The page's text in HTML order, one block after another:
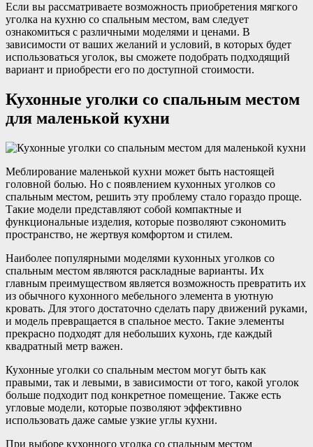
Если вы рассматриваете возможность приобретения мягкого
уголка на кухню со спальным местом, вам следует
ознакомиться с различными моделями и ценами. В
зависимости от ваших желаний и условий, в которых будет
использоваться уголок, вы сможете подобрать подходящий
вариант и приобрести его по доступной стоимости.
Кухонные уголки со спальным местом
для маленькой кухни
Меблирование маленькой кухни может быть настоящей
головной болью. Но с появлением кухонных уголков со
спальным местом, решить эту проблему стало гораздо проще.
Такие модели представляют собой компактные и
функциональные изделия, которые позволяют сэкономить
пространство, не жертвуя комфортом и стилем.
Наиболее популярными моделями кухонных уголков со
спальным местом являются раскладные варианты. Их
главным преимуществом является возможность превратить их
из обычного кухонного мебельного элемента в уютную
кровать. Для этого достаточно сделать пару движений руками,
и модель превращается в спальное место. Такие элементы
прекрасно подходят для небольших кухонь, где каждый
квадратный метр важен.
Кухонные уголки со спальным местом могут быть как
правыми, так и левыми, в зависимости от того, какой уголок
больше подходит под конкретное помещение. Также есть
угловые модели, которые позволяют эффективно
использовать даже самые узкие углы кухни.
При выборе кухонного уголка со спальным местом